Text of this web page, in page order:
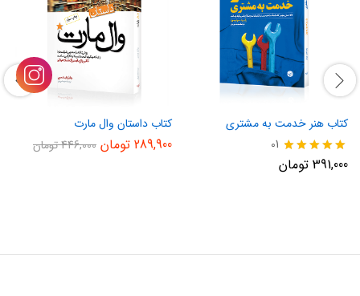
کتاب هنر خدمت به مشتری
نمره
5.00
01
391,000 تومان
کتاب داستان وال مارت
289,900 تومان 446,000تومان